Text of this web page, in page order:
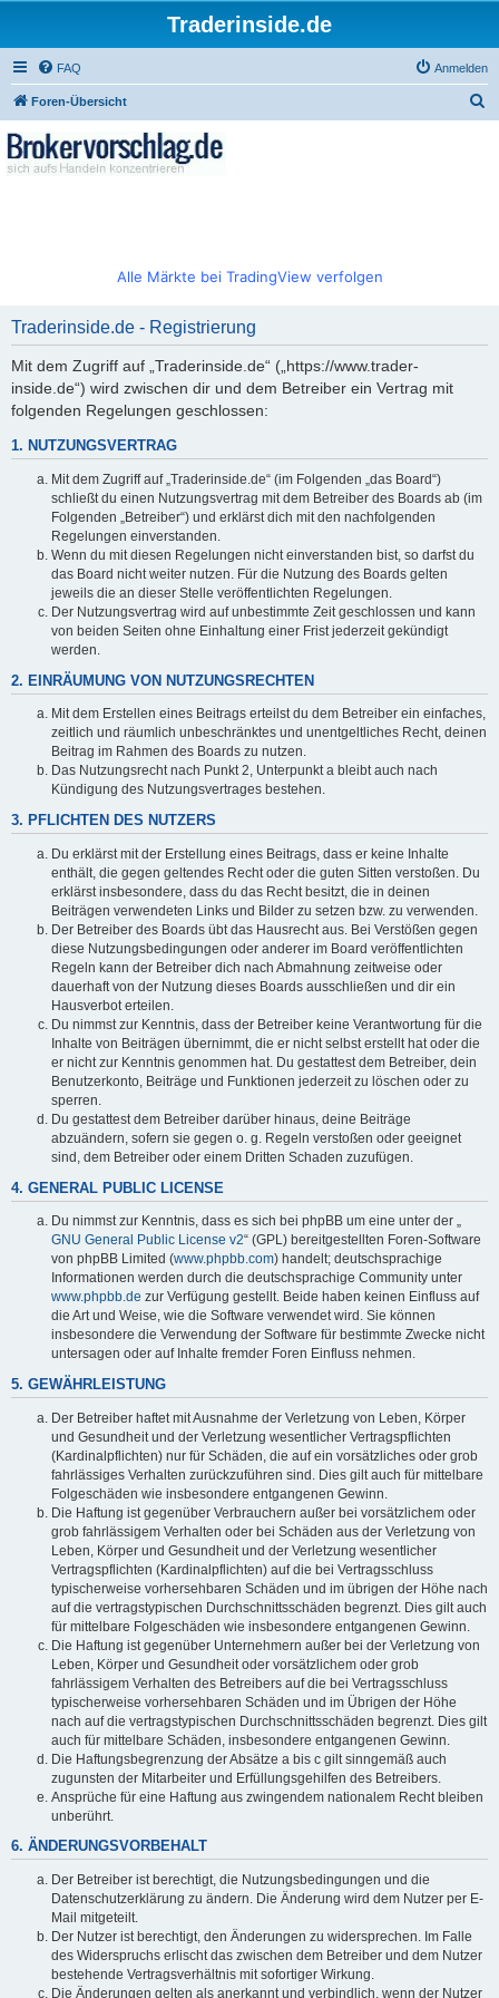
Traderinside.de
FAQ Anmelden
Foren-Übersicht
Alle Märkte bei TradingView verfolgen
Traderinside.de - Registrierung
Mit dem Zugriff auf „Traderinside.de“ („https://www.trader-
inside.de“) wird zwischen dir und dem Betreiber ein Vertrag mit
folgenden Regelungen geschlossen:
1. NUTZUNGSVERTRAG
Mit dem Zugriff auf „Traderinside.de“ (im Folgenden „das Board“)
schließt du einen Nutzungsvertrag mit dem Betreiber des Boards ab (im
Folgenden „Betreiber“) und erklärst dich mit den nachfolgenden
Regelungen einverstanden.
Wenn du mit diesen Regelungen nicht einverstanden bist, so darfst du
das Board nicht weiter nutzen. Für die Nutzung des Boards gelten
jeweils die an dieser Stelle veröffentlichten Regelungen.
Der Nutzungsvertrag wird auf unbestimmte Zeit geschlossen und kann
von beiden Seiten ohne Einhaltung einer Frist jederzeit gekündigt
werden.
2. EINRÄUMUNG VON NUTZUNGSRECHTEN
Mit dem Erstellen eines Beitrags erteilst du dem Betreiber ein einfaches,
zeitlich und räumlich unbeschränktes und unentgeltliches Recht, deinen
Beitrag im Rahmen des Boards zu nutzen.
Das Nutzungsrecht nach Punkt 2, Unterpunkt a bleibt auch nach
Kündigung des Nutzungsvertrages bestehen.
3. PFLICHTEN DES NUTZERS
Du erklärst mit der Erstellung eines Beitrags, dass er keine Inhalte
enthält, die gegen geltendes Recht oder die guten Sitten verstoßen. Du
erklärst insbesondere, dass du das Recht besitzt, die in deinen
Beiträgen verwendeten Links und Bilder zu setzen bzw. zu verwenden.
Der Betreiber des Boards übt das Hausrecht aus. Bei Verstößen gegen
diese Nutzungsbedingungen oder anderer im Board veröffentlichten
Regeln kann der Betreiber dich nach Abmahnung zeitweise oder
dauerhaft von der Nutzung dieses Boards ausschließen und dir ein
Hausverbot erteilen.
Du nimmst zur Kenntnis, dass der Betreiber keine Verantwortung für die
Inhalte von Beiträgen übernimmt, die er nicht selbst erstellt hat oder die
er nicht zur Kenntnis genommen hat. Du gestattest dem Betreiber, dein
Benutzerkonto, Beiträge und Funktionen jederzeit zu löschen oder zu
sperren.
Du gestattest dem Betreiber darüber hinaus, deine Beiträge
abzuändern, sofern sie gegen o. g. Regeln verstoßen oder geeignet
sind, dem Betreiber oder einem Dritten Schaden zuzufügen.
4. GENERAL PUBLIC LICENSE
Du nimmst zur Kenntnis, dass es sich bei phpBB um eine unter der „
GNU General Public License v2“ (GPL) bereitgestellten Foren-Software
von phpBB Limited (www.phpbb.com) handelt; deutschsprachige
Informationen werden durch die deutschsprachige Community unter
www.phpbb.de zur Verfügung gestellt. Beide haben keinen Einfluss auf
die Art und Weise, wie die Software verwendet wird. Sie können
insbesondere die Verwendung der Software für bestimmte Zwecke nicht
untersagen oder auf Inhalte fremder Foren Einfluss nehmen.
5. GEWÄHRLEISTUNG
Der Betreiber haftet mit Ausnahme der Verletzung von Leben, Körper
und Gesundheit und der Verletzung wesentlicher Vertragspflichten
(Kardinalpflichten) nur für Schäden, die auf ein vorsätzliches oder grob
fahrlässiges Verhalten zurückzuführen sind. Dies gilt auch für mittelbare
Folgeschäden wie insbesondere entgangenen Gewinn.
Die Haftung ist gegenüber Verbrauchern außer bei vorsätzlichem oder
grob fahrlässigem Verhalten oder bei Schäden aus der Verletzung von
Leben, Körper und Gesundheit und der Verletzung wesentlicher
Vertragspflichten (Kardinalpflichten) auf die bei Vertragsschluss
typischerweise vorhersehbaren Schäden und im übrigen der Höhe nach
auf die vertragstypischen Durchschnittsschäden begrenzt. Dies gilt auch
für mittelbare Folgeschäden wie insbesondere entgangenen Gewinn.
Die Haftung ist gegenüber Unternehmern außer bei der Verletzung von
Leben, Körper und Gesundheit oder vorsätzlichem oder grob
fahrlässigem Verhalten des Betreibers auf die bei Vertragsschluss
typischerweise vorhersehbaren Schäden und im Übrigen der Höhe
nach auf die vertragstypischen Durchschnittsschäden begrenzt. Dies gilt
auch für mittelbare Schäden, insbesondere entgangenen Gewinn.
Die Haftungsbegrenzung der Absätze a bis c gilt sinngemäß auch
zugunsten der Mitarbeiter und Erfüllungsgehilfen des Betreibers.
Ansprüche für eine Haftung aus zwingendem nationalem Recht bleiben
unberührt.
6. ÄNDERUNGSVORBEHALT
Der Betreiber ist berechtigt, die Nutzungsbedingungen und die
Datenschutzerklärung zu ändern. Die Änderung wird dem Nutzer per E-
Mail mitgeteilt.
Der Nutzer ist berechtigt, den Änderungen zu widersprechen. Im Falle
des Widerspruchs erlischt das zwischen dem Betreiber und dem Nutzer
bestehende Vertragsverhältnis mit sofortiger Wirkung.
Die Änderungen gelten als anerkannt und verbindlich, wenn der Nutzer